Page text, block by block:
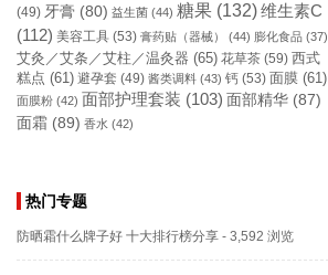
(49) 牙膏(80) 益生菌(44) 糖果(132)维生素C
(112) 美容工具(53) 膏药贴（器械） (44) 膨化食品(37)
艾灸／艾条／艾柱／温灸器 (65) 花草茶(59) 西式
糕点 (61) 避孕套 (49) 酱类调料(43) 钙(53) 面膜 (61)
面膜粉(42) 面部护理套装 (103) 面部精华(87)
面霜(89) 香水 (42)
热门专题
防晒霜什么牌子好 十大排行榜分享- 3,592 浏览